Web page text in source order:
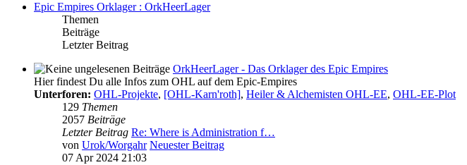
Epic Empires Orklager : OrkHeerLager
Themen
Beiträge
Letzter Beitrag
OrkHeerLager - Das Orklager des Epic Empires
Hier findest Du alle Infos zum OHL auf dem Epic-Empires
Unterforen: OHL-Projekte, [OHL-Karn'roth], Heiler & Alchemisten OHL-EE, OHL-EE-Plot
129 Themen
2057 Beiträge
Letzter Beitrag Re: Where is Administration f…
von Urok/Worgahr Neuester Beitrag
07 Apr 2024 21:03